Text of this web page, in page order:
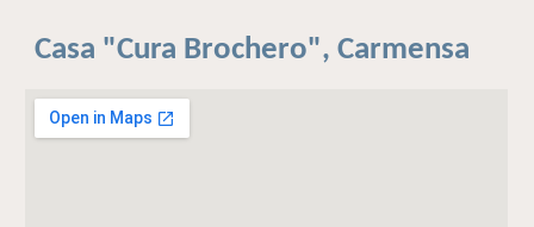
Casa "Cura Brochero", Carmensa